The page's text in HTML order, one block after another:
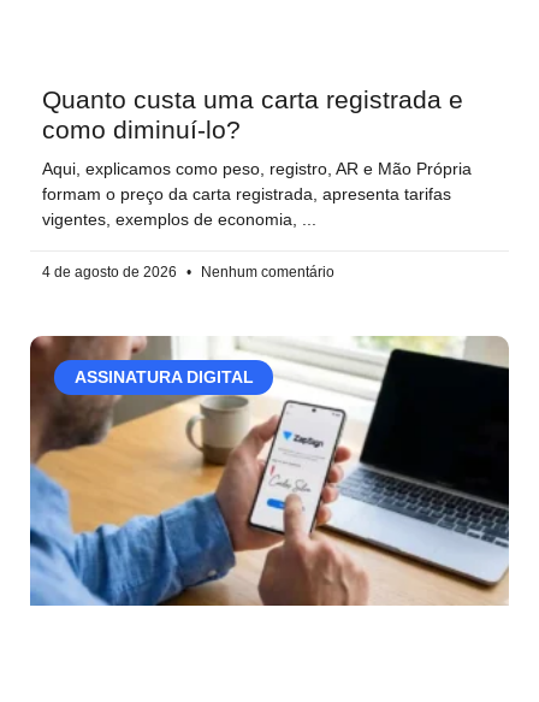
Quanto custa uma carta registrada e
como diminuí-lo?
Aqui, explicamos como peso, registro, AR e Mão Própria
formam o preço da carta registrada, apresenta tarifas
vigentes, exemplos de economia,
4 de agosto de 2026 Nenhum comentário
ASSINATURA DIGITAL